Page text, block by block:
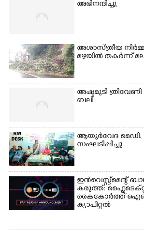
അഭിനന്ദിച്ചു
അശാസ്ത്രീയ
മഴയിൽ തകർന്ന്
അഷ്ടമുടി
ബലി
ആയുർവേദ മെഡി.
സംഘടിപ്പിച്ചു
ഇൻവെസ്റ്റ്മെന്റ്
കരുത്ത്:
കൈകോർത്ത്
ക്യാപിറ്റൽ